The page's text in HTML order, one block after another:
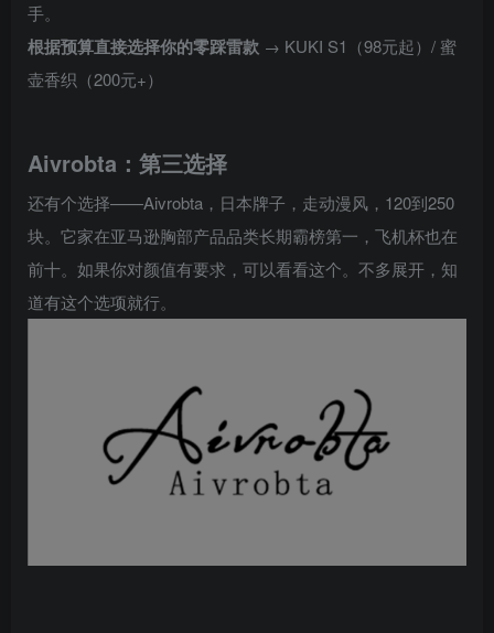
手。
根据预算直接选择你的零踩雷款 → KUKI S1（98元起）/ 蜜
壶香织（200元+）
Aivrobta：第三选择
还有个选择——Aivrobta，日本牌子，走动漫风，120到250
块。它家在亚马逊胸部产品品类长期霸榜第一，飞机杯也在
前十。如果你对颜值有要求，可以看看这个。不多展开，知
道有这个选项就行。